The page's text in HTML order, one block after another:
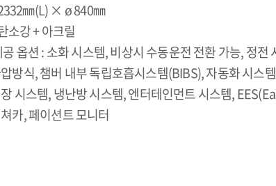
㎜(L) × ø 840㎜
소강 + 아크릴
옵션 : 소화 시스템, 비상시 수동운전 전환 가능, 정
방식, 챔버 내부 독립호흡시스템(BIBS), 자동화 시스
시스템, 냉난방 시스템, 엔터테인먼트 시스템,
카, 페이션트 모니터